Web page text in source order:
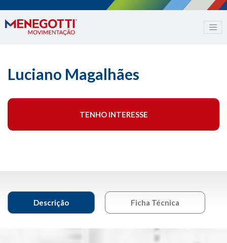
Luciano Magalhães
TENHO INTERESSE
Descrição Ficha Técnica